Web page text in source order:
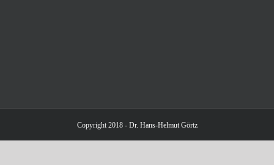
Copyright 2018 - Dr. Hans-Helmut Görtz